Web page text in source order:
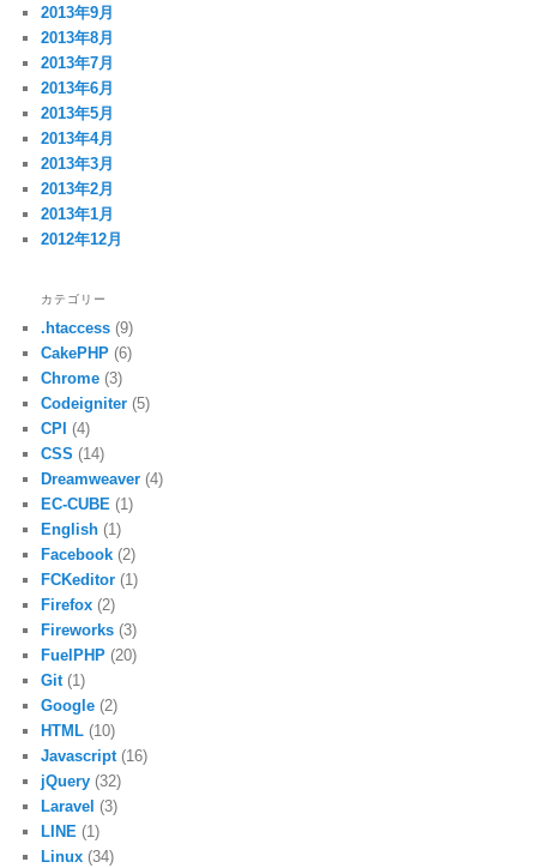
2013年9月
2013年8月
2013年7月
2013年6月
2013年5月
2013年4月
2013年3月
2013年2月
2013年1月
2012年12月
カテゴリー
.htaccess (9)
CakePHP (6)
Chrome (3)
Codeigniter (5)
CPI (4)
CSS (14)
Dreamweaver (4)
EC-CUBE (1)
English (1)
Facebook (2)
FCKeditor (1)
Firefox (2)
Fireworks (3)
FuelPHP (20)
Git (1)
Google (2)
HTML (10)
Javascript (16)
jQuery (32)
Laravel (3)
LINE (1)
Linux (34)